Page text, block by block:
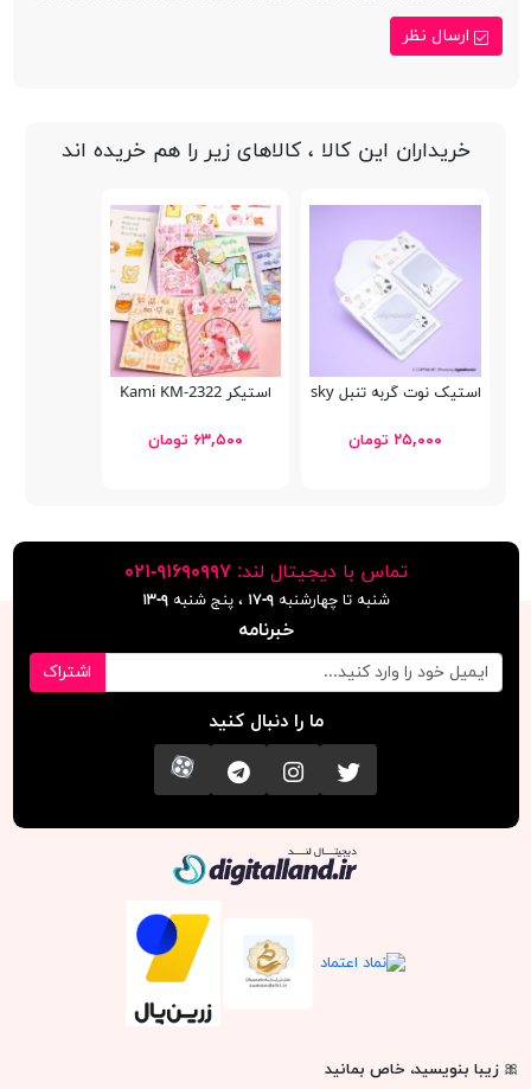
ارسال نظر
خریداران این کالا ، کالاهای زیر را هم خریده اند
استیک نوت گربه تنبل Sunsky
۲۵,۰۰۰ تومان
استیکر Kami KM-2322
۶۳,۵۰۰ تومان
تماس با دیجیتال لند:٩١۶٩٠٩٩٧-٠٢١
شنبه تا چهارشنبه۹-۱۷ ، پنج شنبه۹-١٣
خبرنامه
اشتراک
ما را دنبال کنید
تویتر اینستاگرامکانال تلگرام
آپارات
🎀زیبا بنویسید، خاص بمانید